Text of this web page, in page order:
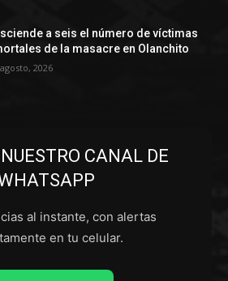
a seis el número de víctimas
de la masacre en Olanchito
2026
CANAL DE
al instante, con alertas
en tu celular.